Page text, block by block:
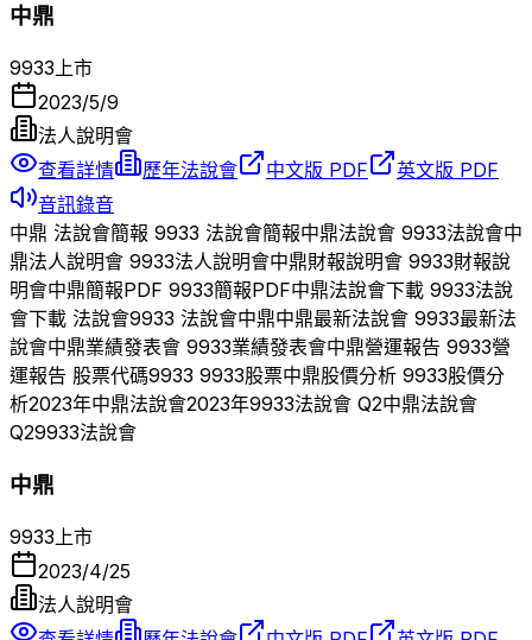
中鼎
9933 上市
2023/5/9
法人說明會
查看詳情
歷年法說會 中文版 PDF
英文版 PDF
音訊錄音
中鼎 法說會簡報 9933 法說會簡報中鼎法說會 9933法說會中
鼎法人說明會 9933法人說明會中鼎財報說明會 9933財報說
明會中鼎簡報PDF 9933簡報PDF中鼎法說會下載 9933法說
會下載 法說會9933 法說會中鼎中鼎最新法說會 9933最新法
說會中鼎業績發表會 9933業績發表會中鼎營運報告 9933營
運報告 股票代碼9933 9933股票中鼎股價分析 9933股價分
析2023年中鼎法說會2023年9933法說會 Q2中鼎法說會
Q29933法說會
中鼎
9933 上市
2023/4/25
法人說明會